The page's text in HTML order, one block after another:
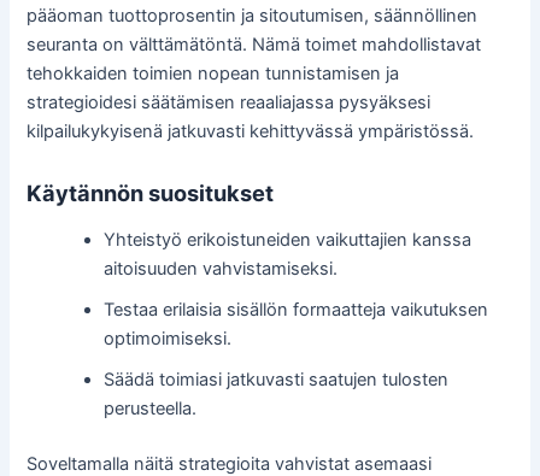
pääoman tuottoprosentin ja sitoutumisen, säännöllinen
seuranta on välttämätöntä. Nämä toimet mahdollistavat
tehokkaiden toimien nopean tunnistamisen ja
strategioidesi säätämisen reaaliajassa pysyäksesi
kilpailukykyisenä jatkuvasti kehittyvässä ympäristössä.
Käytännön suositukset
Yhteistyö erikoistuneiden vaikuttajien kanssa
aitoisuuden vahvistamiseksi.
Testaa erilaisia sisällön formaatteja vaikutuksen
optimoimiseksi.
Säädä toimiasi jatkuvasti saatujen tulosten
perusteella.
Soveltamalla näitä strategioita vahvistat asemaasi